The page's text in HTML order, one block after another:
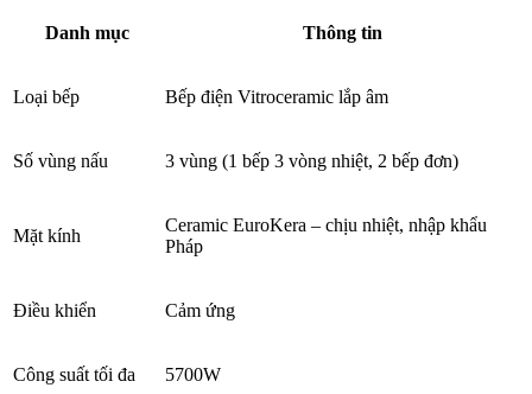
Danh mục Thông tin
Loại bếp Bếp điện Vitroceramic lắp âm
Số vùng nấu 3 vùng (1 bếp 3 vòng nhiệt, 2 bếp đơn)
Mặt kính
Ceramic EuroKera – chịu nhiệt, nhập khẩu
Pháp
Điều khiển Cảm ứng
Công suất tối đa 5700W